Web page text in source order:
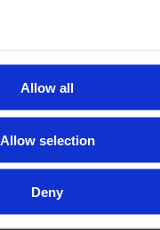
Allow all
Allow selection
Deny